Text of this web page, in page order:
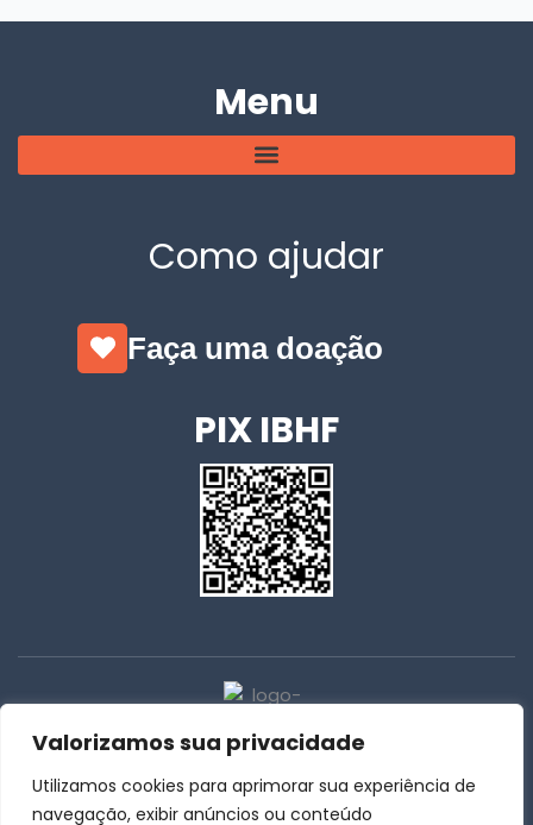
Valorizamos sua privacidade
Utilizamos cookies para aprimorar sua experiência de
navegação, exibir anúncios ou conteúdo
Menu
Como ajudar
Faça uma doação
PIX IBHF
31 | 3259-4015